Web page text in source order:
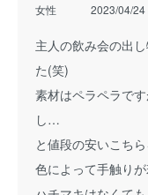
女性 2023/04/24
主人の飲み会の出
た(笑)
素材はペラペラで
し…
と値段の安いこちら
色によって手触り